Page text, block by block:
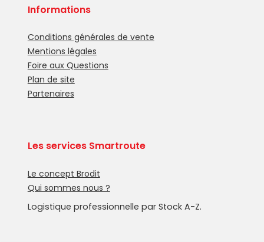
Informations
Conditions générales de vente
Mentions légales
Foire aux Questions
Plan de site
Partenaires
Les services Smartroute
Le concept Brodit
Qui sommes nous ?
Logistique professionnelle par Stock A-Z.